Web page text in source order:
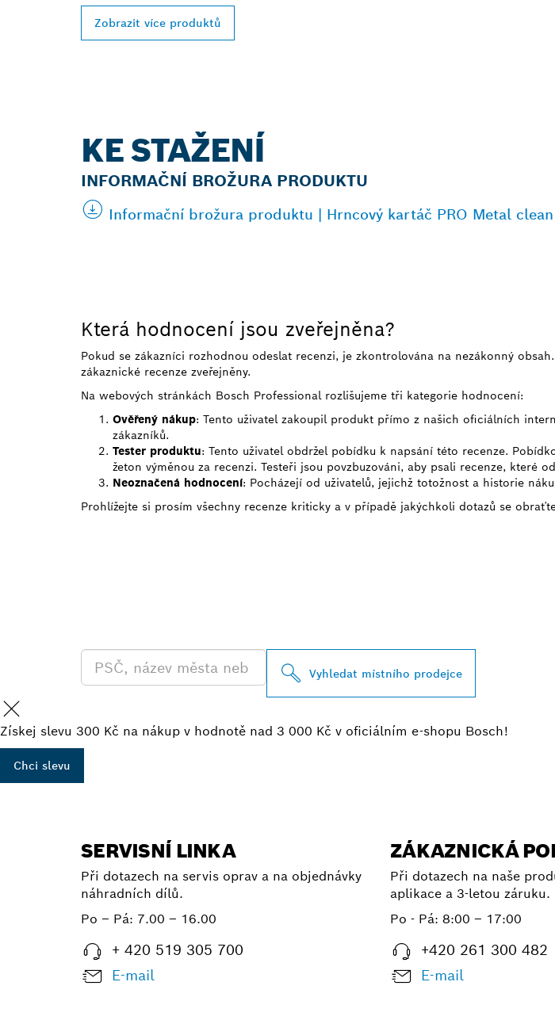
Zobrazit více produktů
KE STAŽENÍ
INFORMAČNÍ BROŽURA PRODUKTU
Informační brožura produktu | Hrncový kartáč PRO Metal
Která hodnocení jsou zveřejněna?
Pokud se zákazníci rozhodnou odeslat recenzi, je zkontrolována na nezákonný
zákaznické recenze zveřejněny.
Na webových stránkách Bosch Professional rozlišujeme tři kategorie hodnocení:
Ověřený nákup: Tento uživatel zakoupil produkt přímo z našich oficiálních
zákazníků.
Tester produktu: Tento uživatel obdržel pobídku k napsání této recenze.
žeton výměnou za recenzi. Testeři jsou povzbuzováni, aby psali recenze,
Neoznačená hodnocení: Pocházejí od uživatelů, jejichž totožnost a historie
Prohlížejte si prosím všechny recenze kriticky a v případě jakýchkoli dotazů se
Vyhledat místního prodejce
Získej slevu 300 Kč na nákup v hodnotě nad 3 000 Kč v oficiálním e-shopu Bosch!
Chci slevu
SERVISNÍ LINKA
Při dotazech na servis oprav a na objednávky
náhradních dílů.
Po – Pá: 7.00 – 16.00
+ 420 519 305 700
E-mail
ZÁKAZNICKÁ
Při dotazech na naše
aplikace a 3-letou záruku.
Po - Pá: 8:00 – 17:00
+420 261 300 482
E-mail